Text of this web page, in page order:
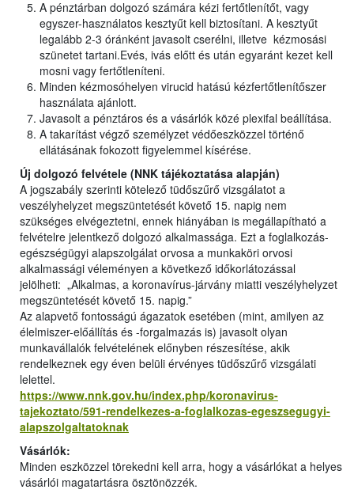
A pénztárban dolgozó számára kézi fertőtlenítőt, vagy
egyszer-használatos kesztyűt kell biztosítani. A kesztyűt
legalább 2-3 óránként javasolt cserélni, illetve kézmosási
szünetet tartani.Evés, ivás előtt és után egyaránt kezet kell
mosni vagy fertőtleníteni.
Minden kézmosóhelyen virucid hatású kézfertőtlenítőszer
használata ajánlott.
Javasolt a pénztáros és a vásárlók közé plexifal beállítása.
A takarítást végző személyzet védőeszközzel történő
ellátásának fokozott figyelemmel kísérése.
Új dolgozó felvétele (NNK tájékoztatása alapján)
A jogszabály szerinti kötelező tüdőszűrő vizsgálatot a
veszélyhelyzet megszüntetését követő 15. napig nem
szükséges elvégeztetni, ennek hiányában is megállapítható a
felvételre jelentkező dolgozó alkalmassága. Ezt a foglalkozás-
egészségügyi alapszolgálat orvosa a munkaköri orvosi
alkalmassági véleményen a következő időkorlátozással
jelölheti: „Alkalmas, a koronavírus-járvány miatti veszélyhelyzet
megszüntetését követő 15. napig.”
Az alapvető fontosságú ágazatok esetében (mint, amilyen az
élelmiszer-előállítás és -forgalmazás is) javasolt olyan
munkavállalók felvételének előnyben részesítése, akik
rendelkeznek egy éven belüli érvényes tüdőszűrő vizsgálati
lelettel.
https://www.nnk.gov.hu/index.php/koronavirus-
tajekoztato/591-rendelkezes-a-foglalkozas-egeszsegugyi-
alapszolgaltatoknak
Vásárlók:
Minden eszközzel törekedni kell arra, hogy a vásárlókat a helyes
vásárlói magatartásra ösztönözzék.